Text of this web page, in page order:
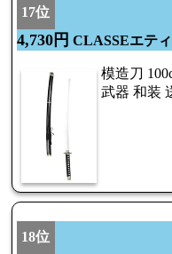
17位
4,730円 CLASSEエテ
模造刀
武器 和装
18位